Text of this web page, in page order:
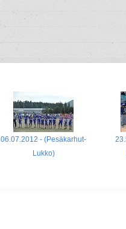
06.07.2012 - (Pesäkarhut-
Lukko)